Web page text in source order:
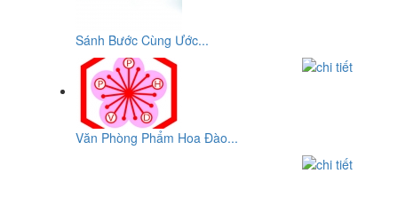
Sánh Bước Cùng Ước...
Văn Phòng Phẩm Hoa Đào...